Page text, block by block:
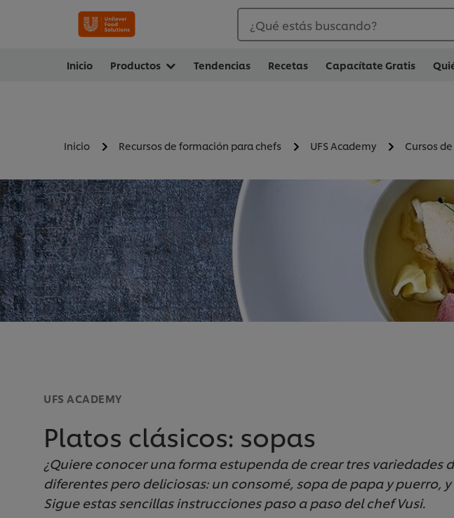
¿Qué estás buscando?
Inicio Productos Tendencias Recetas Capacítate Gratis
Inicio Recursos de formación para chefs UFS Academy Cursos
UFS ACADEMY
Platos clásicos: sopas
¿Quiere conocer una forma estupenda de crear tres variedades
diferentes pero deliciosas: un consomé, sopa de papa y puerro,
Sigue estas sencillas instrucciones paso a paso del chef Vusi.